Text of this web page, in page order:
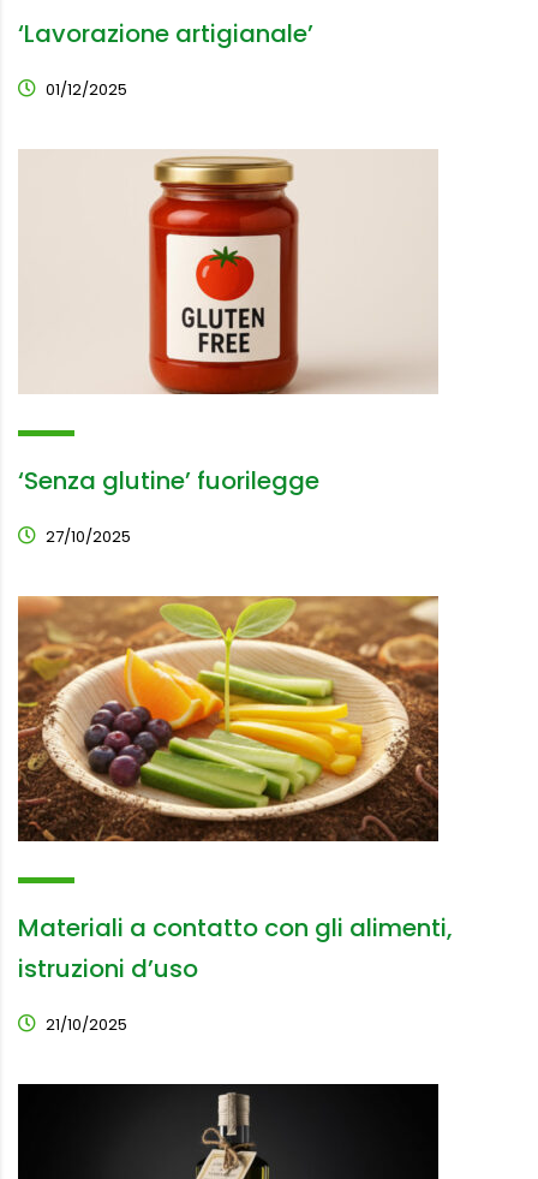
‘Lavorazione artigianale’
01/12/2025
‘Senza glutine’ fuorilegge
27/10/2025
Materiali a contatto con gli alimenti,
istruzioni d’uso
21/10/2025